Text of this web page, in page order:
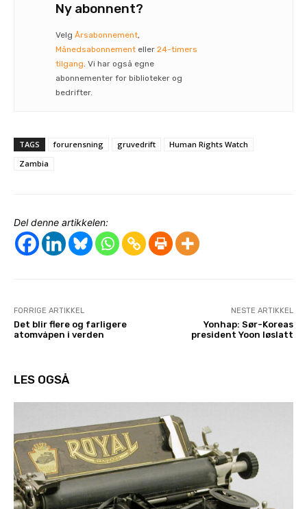
Ny abonnent?
Velg Årsabonnement,
Månedsabonnement eller 24-timers
tilgang. Vi har også egne
abonnementer for biblioteker og
bedrifter.
TAGS forurensning gruvedrift
Human Rights Watch
Zambia
Del denne artikkelen:
FORRIGE ARTIKKEL
Det blir flere og farligere
atomvåpen i verden
NESTE ARTIKKEL
Yonhap: Sør-Koreas
president Yoon løslatt
LES OGSÅ